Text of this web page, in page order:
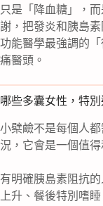
只是「降血糖」，
謝，把發炎和胰島
功能醫學最強調的
痛醫頭。
哪些多囊女性，特
小檗鹼不是每個人
況，它會是一個值得
有明確胰島素阻抗
上升、餐後特別嗜